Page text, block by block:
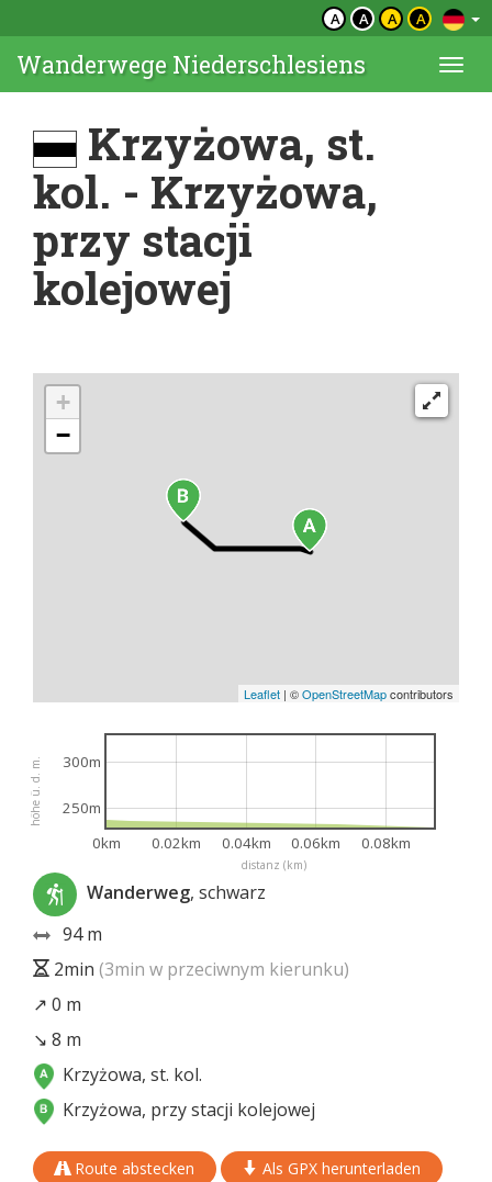
A A A A
Wanderwege Niederschlesiens
Krzyżowa, st.
kol. - Krzyżowa,
przy stacji
kolejowej
+
−
Leaflet | ©OpenStreetMapcontributors
distanz (km)
höhe ü. d. m.
0km 0.02km 0.04km 0.06km 0.08km
250m
300m
Wanderweg, schwarz
94 m
2min (3min w przeciwnym kierunku)
↗ 0 m
↘ 8 m
Krzyżowa, st. kol.
Krzyżowa, przy stacji kolejowej
Route abstecken
Als GPX herunterladen